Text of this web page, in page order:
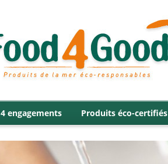
4 engagements Produits éco-certifiés